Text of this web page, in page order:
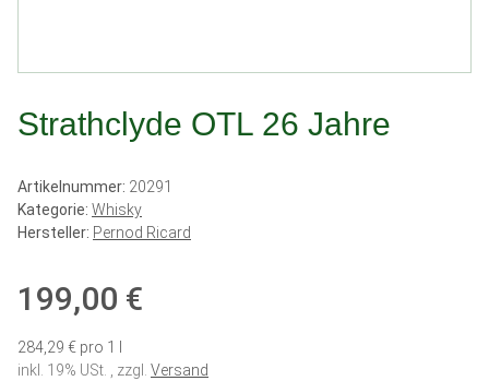
Strathclyde OTL 26 Jahre
Artikelnummer: 20291
Kategorie: Whisky
Hersteller: Pernod Ricard
199,00 €
284,29 € pro 1 l
inkl. 19% USt. , zzgl. Versand